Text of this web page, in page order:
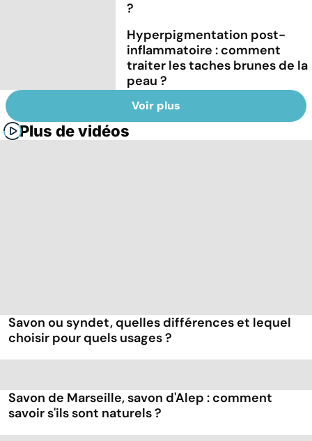
?
Hyperpigmentation post-
inflammatoire : comment
traiter les taches brunes de la
peau ?
Voir plus
Plus de vidéos
Savon ou syndet, quelles différences et lequel
choisir pour quels usages ?
Savon de Marseille, savon d'Alep : comment
savoir s'ils sont naturels ?